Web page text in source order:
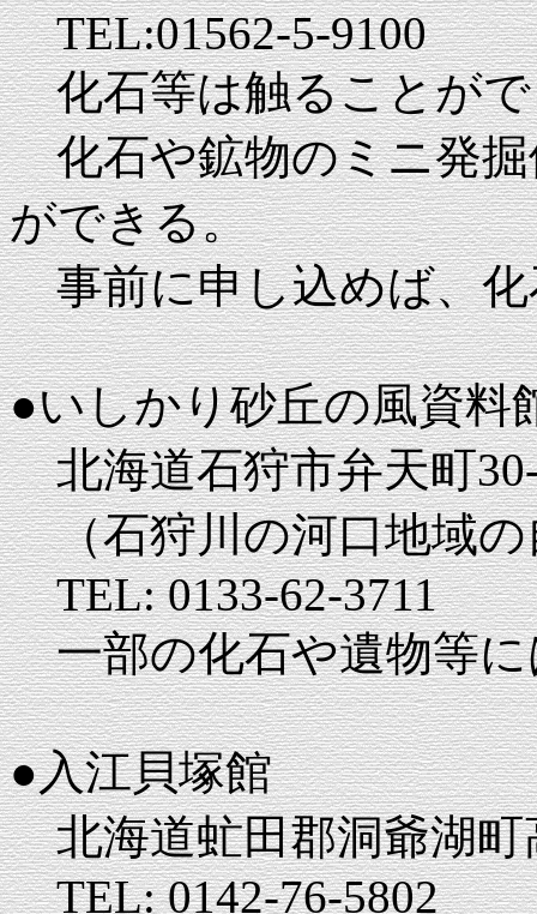
TEL:01562-5-9100
化石等は触ることがで
化石や鉱物のミニ発掘
ができる。
事前に申し込めば、化
●いしかり砂丘の風資料
北海道石狩市弁天町
（石狩川の河口地域の
TEL: 0133-62-3711
一部の化石や遺物等に
●入江貝塚館
北海道虻田郡洞爺湖町
TEL: 0142-76-5802